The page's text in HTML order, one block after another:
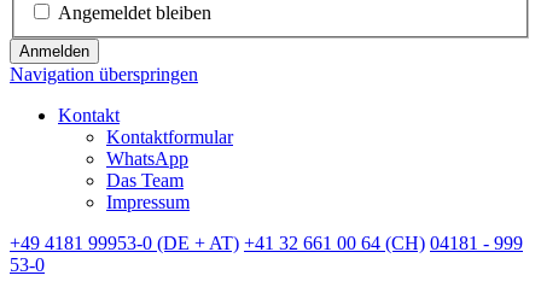
Angemeldet bleiben
Anmelden
Navigation überspringen
Kontakt
Kontaktformular
WhatsApp
Das Team
Impressum
+49 4181 99953-0 (DE + AT) +41 32 661 00 64 (CH) 04181 - 999
53-0